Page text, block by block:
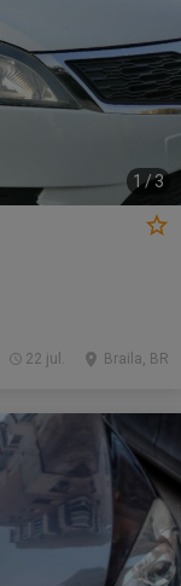
1/3
Braila, BR
22 jul.